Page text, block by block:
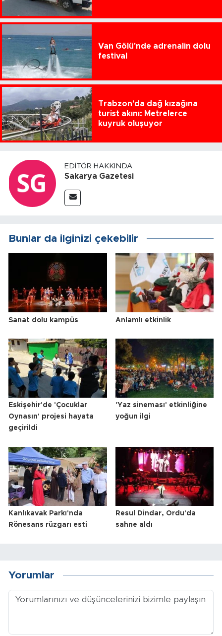
Van Gölü'nde adrenalin dolu
festival
Trabzon'da dağ kızağına
turist akını: Metrelerce
kuyruk oluşuyor
EDITÖR HAKKINDA
Sakarya Gazetesi
Bunlar da ilginizi çekebilir
Sanat dolu kampüs Anlamlı etkinlik
Eskişehir'de 'Çocuklar
Oynasın' projesi hayata
geçirildi
'Yaz sineması' etkinliğine
yoğun ilgi
Kanlıkavak Parkı'nda
Rönesans rüzgarı esti
Resul Dindar, Ordu'da
sahne aldı
Yorumlar